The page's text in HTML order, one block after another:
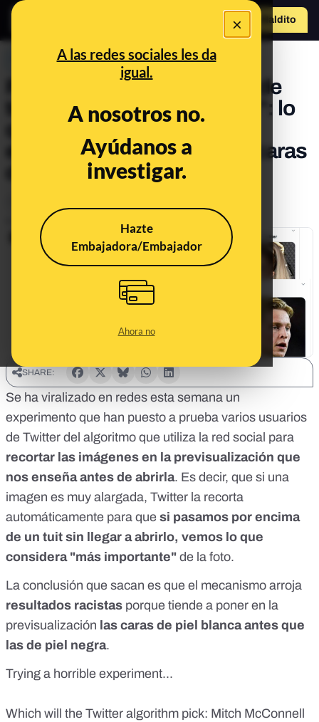
×
A las redes sociales les da
igual.
A nosotros no.
Ayúdanos a
investigar.
Hazte
Embajadora/Embajador
Ahora no
Hazte Maldito
PREBUNKING
Por qué se acusa a Twitter de
tener un algoritmo "racista": lo
qué sabemos sobre el
experimento con fotos de caras
de piel blanca y negra
Publicado el
SHARE:
Se ha viralizado en redes esta semana un
experimento que han puesto a prueba varios usuarios
de Twitter del algoritmo que utiliza la red social para
recortar las imágenes en la previsualización que
nos enseña antes de abrirla. Es decir, que si una
imagen es muy alargada, Twitter la recorta
automáticamente para que si pasamos por encima
de un tuit sin llegar a abrirlo, vemos lo que
considera "más importante" de la foto.
La conclusión que sacan es que el mecanismo arroja
resultados racistas porque tiende a poner en la
previsualización las caras de piel blanca antes que
las de piel negra.
Trying a horrible experiment...
Which will the Twitter algorithm pick: Mitch McConnell